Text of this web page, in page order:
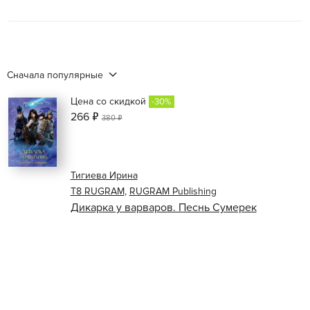
Сначала популярные
Дикарка у варваров. Песнь Сумерек
Тигиева Ирина
Т8 RUGRAM, RUGRAM Publishing
Цена со скидкой -30%
266 ₽380 ₽